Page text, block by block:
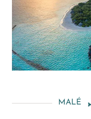
MALÉ